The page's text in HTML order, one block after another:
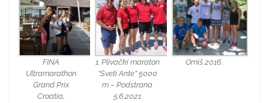
FINA
Ultramarathon
Grand Prix
Croatia,
1. Plivački maraton
“Sveti Ante” 5000
m – Podstrana
5.6.2021
Omiš 2016.